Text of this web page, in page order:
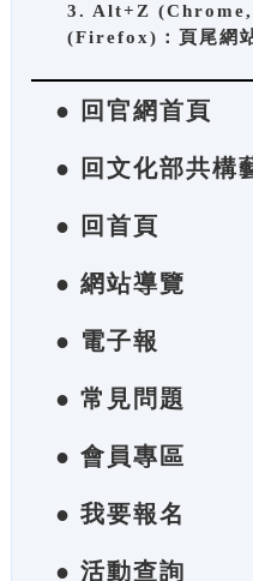
3. Alt+Z
(Firefox)：頁尾網
● 回官網首頁
● 回文化部共構
● 回首頁
● 網站導覽
● 電子報
● 常見問題
● 會員專區
● 我要報名
● 活動查詢